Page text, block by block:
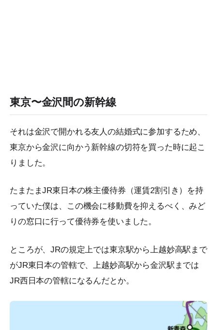
東京〜金沢間の新幹線
それは金沢で開かれる友人の結婚式に参加するため、
東京から金沢に向かう新幹線の切符を買った時に起こ
りました。
たまたまJR東日本の株主優待券（運賃2割引き）を持
っていた僕は、この機会に移動費を抑えるべく、みど
りの窓口に行って優待券を使いました。
ところが、JRの規定上では東京駅から上越妙高駅まで
がJR東日本の管轄で、上越妙高駅から金沢駅までは
JR西日本の管轄になるんだとか。